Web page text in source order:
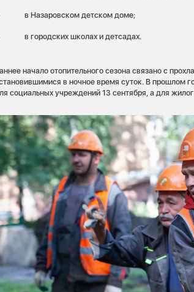
в Назаровском детском доме;
в городских школах и детсадах.
начало отопительного сезона связано с
в ночное время суток. В прошлом
социальных учреждений 13 сентября, а для